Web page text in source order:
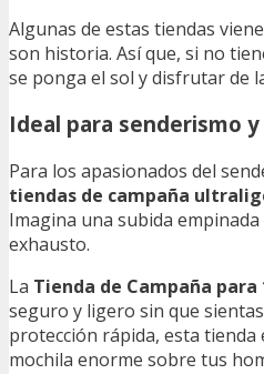
Algunas de estas tiendas
son historia. Así que, si no
se ponga el sol y disfrutar de
Ideal para senderismo
Para los apasionados del
tiendas de campaña
Imagina una subida
exhausto.
La Tienda de Campaña
seguro y ligero sin que
protección rápida, esta tienda
mochila enorme sobre tus